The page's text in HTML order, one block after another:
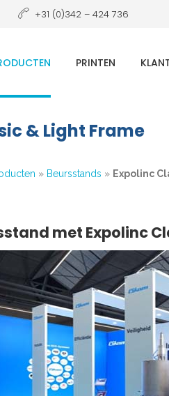
+31 (0)342 – 424 736
PRINTEN
& Light Frame
» Beursstands » Expolinc
met Expolinc